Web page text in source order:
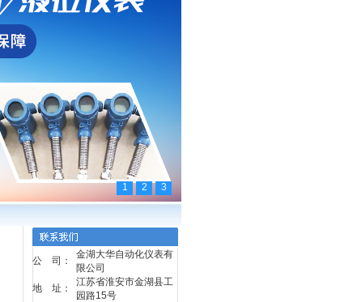
1 2 3
公 司：
金湖大华自动化仪表有
限公司
地 址：
江苏省淮安市金湖县工
园路15号